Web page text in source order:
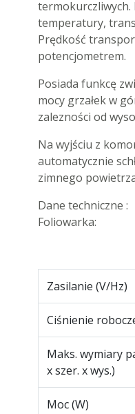
temperatury,
Prędkość
potencjometrem.
Posiada funkcę
mocy grzałek w
zalezności od
Na wyjściu z
automatycznie
zimnego
Dane techniczne :
Foliowarka:
Zasilanie (V/Hz)
Ciśnienie
Maks. wymiary
x szer. x wys.)
Moc (W)